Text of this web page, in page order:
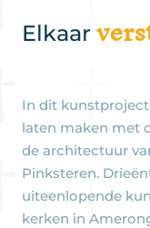
Elkaar
In dit
laten maken met
de architectuur
Pinksteren.
uiteenlopende
kerken in